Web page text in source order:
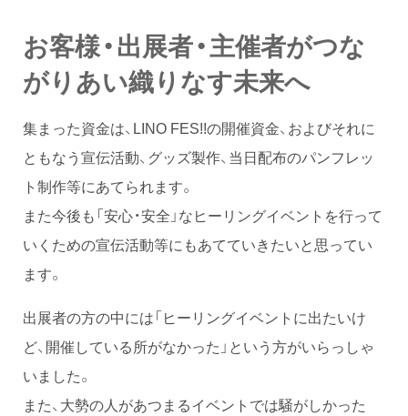
お客様・出展者・主催者がつな
がりあい織りなす未来へ
集まった資金は、LINO FES!!の開催資金、およびそれに
ともなう宣伝活動、グッズ製作、当日配布のパンフレッ
ト制作等にあてられます。
また今後も「安心・安全」なヒーリングイベントを行って
いくための宣伝活動等にもあてていきたいと思ってい
ます。
出展者の方の中には「ヒーリングイベントに出たいけ
ど、開催している所がなかった」という方がいらっしゃ
いました。
また、大勢の人があつまるイベントでは騒がしかった